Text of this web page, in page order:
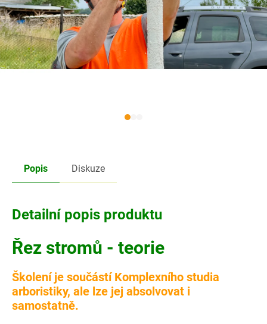
Popis Diskuze
Detailní popis produktu
Řez stromů - teorie
Školení je součástí Komplexního studia
arboristiky, ale lze jej absolvovat i
samostatně.